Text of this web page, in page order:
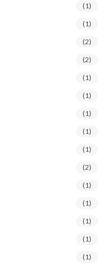
(1)
(1)
(2)
(2)
(1)
(1)
(1)
(1)
(1)
(2)
(1)
(1)
(1)
(1)
(1)